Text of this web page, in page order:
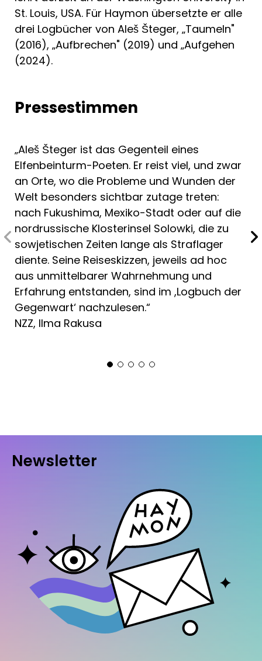
St. Louis, USA. Für Haymon übersetzte er alle
drei Logbücher von Aleš Šteger, „Taumeln"
(2016), „Aufbrechen" (2019) und „Aufgehen
(2024).
Pressestimmen
„Aleš Šteger ist das Gegenteil eines
Elfenbeinturm-Poeten. Er reist viel, und zwar
an Orte, wo die Probleme und Wunden der
Welt besonders sichtbar zutage treten:
nach Fukushima, Mexiko-Stadt oder auf die
nordrussische Klosterinsel Solowki, die zu
sowjetischen Zeiten lange als Straflager
diente. Seine Reiseskizzen, jeweils ad hoc
aus unmittelbarer Wahrnehmung und
Erfahrung entstanden, sind im ,Logbuch der
Gegenwart‘ nachzulesen.“
NZZ, Ilma Rakusa
Newsletter